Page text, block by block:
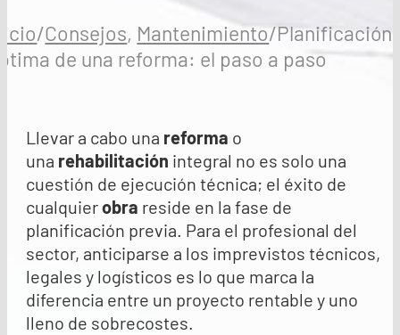
/Consejos, Mantenimiento/Planificación
de una reforma: el paso a paso
Llevar a cabo una reforma o
una rehabilitación integral no es solo una
cuestión de ejecución técnica; el éxito de
cualquierobra reside en la fase de
planificación previa. Para el profesional del
sector, anticiparse a los imprevistos técnicos,
legales y logísticos es lo que marca la
diferencia entre un proyecto rentable y uno
lleno de sobrecostes.